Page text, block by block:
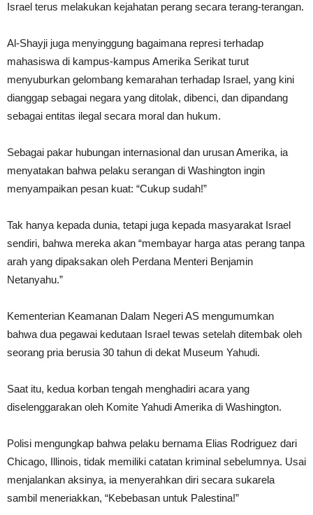
Israel terus melakukan kejahatan perang secara terang-terangan.
Al-Shayji juga menyinggung bagaimana represi terhadap
mahasiswa di kampus-kampus Amerika Serikat turut
menyuburkan gelombang kemarahan terhadap Israel, yang kini
dianggap sebagai negara yang ditolak, dibenci, dan dipandang
sebagai entitas ilegal secara moral dan hukum.
Sebagai pakar hubungan internasional dan urusan Amerika, ia
menyatakan bahwa pelaku serangan di Washington ingin
menyampaikan pesan kuat: “Cukup sudah!”
Tak hanya kepada dunia, tetapi juga kepada masyarakat Israel
sendiri, bahwa mereka akan “membayar harga atas perang tanpa
arah yang dipaksakan oleh Perdana Menteri Benjamin
Netanyahu.”
Kementerian Keamanan Dalam Negeri AS mengumumkan
bahwa dua pegawai kedutaan Israel tewas setelah ditembak oleh
seorang pria berusia 30 tahun di dekat Museum Yahudi.
Saat itu, kedua korban tengah menghadiri acara yang
diselenggarakan oleh Komite Yahudi Amerika di Washington.
Polisi mengungkap bahwa pelaku bernama Elias Rodriguez dari
Chicago, Illinois, tidak memiliki catatan kriminal sebelumnya. Usai
menjalankan aksinya, ia menyerahkan diri secara sukarela
sambil meneriakkan, “Kebebasan untuk Palestina!”